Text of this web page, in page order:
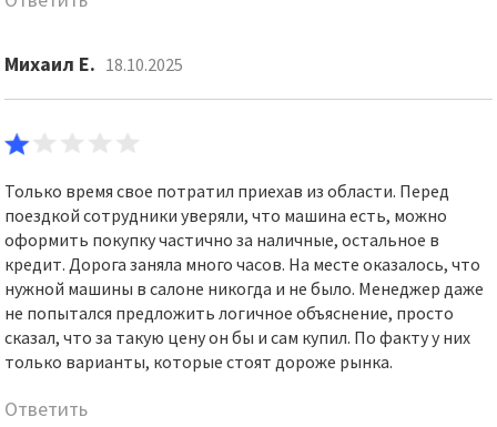
Михаил Е. 18.10.2025
Только время свое потратил приехав из области. Перед
поездкой сотрудники уверяли, что машина есть, можно
оформить покупку частично за наличные, остальное в
кредит. Дорога заняла много часов. На месте оказалось, что
нужной машины в салоне никогда и не было. Менеджер даже
не попытался предложить логичное объяснение, просто
сказал, что за такую цену он бы и сам купил. По факту у них
только варианты, которые стоят дороже рынка.
Ответить